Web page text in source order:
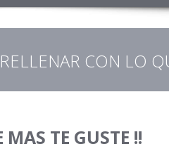
CON LO
TE GUSTE !!